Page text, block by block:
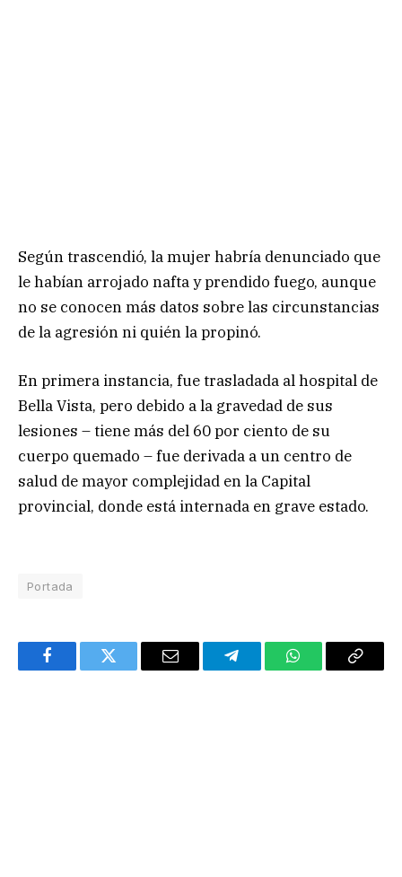
Según trascendió, la mujer habría denunciado que
le habían arrojado nafta y prendido fuego, aunque
no se conocen más datos sobre las circunstancias
de la agresión ni quién la propinó.
En primera instancia, fue trasladada al hospital de
Bella Vista, pero debido a la gravedad de sus
lesiones – tiene más del 60 por ciento de su
cuerpo quemado – fue derivada a un centro de
salud de mayor complejidad en la Capital
provincial, donde está internada en grave estado.
Portada
FacebookTwitter Email TelegramWhatsAppCopy